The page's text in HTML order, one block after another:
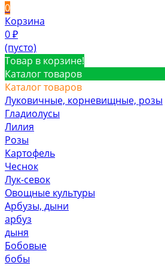
0
Корзина
0 ₽
(пусто)
Товар в корзине!
Каталог товаров
Каталог товаров
Луковичные, корневищные, розы
Гладиолусы
Лилия
Розы
Картофель
Чеснок
Лук-севок
Овощные культуры
Арбузы, дыни
арбуз
дыня
Бобовые
бобы